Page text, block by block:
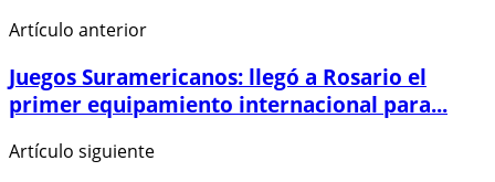
Artículo anterior
Juegos Suramericanos: llegó a Rosario el
primer equipamiento internacional para...
Artículo siguiente